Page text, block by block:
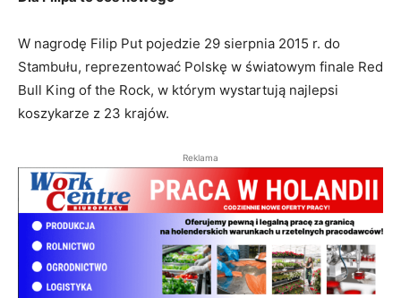
W nagrodę Filip Put pojedzie 29 sierpnia 2015 r. do
Stambułu, reprezentować Polskę w światowym finale Red
Bull King of the Rock, w którym wystartują najlepsi
koszykarze z 23 krajów.
Reklama